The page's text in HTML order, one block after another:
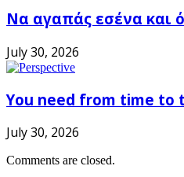
Να αγαπάς εσένα και
July 30, 2026
You need from time to
July 30, 2026
Comments are closed.